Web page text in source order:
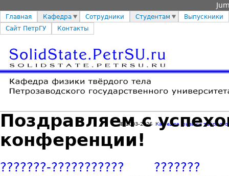
Главная Кафедра Сотрудники Студентам
Выпускники
Сайт ПетрГУ
Контакты
Поздравляем с
конференции!
???????-??????????? ???????
© 2003-2026 Кафедра физики твёрдого